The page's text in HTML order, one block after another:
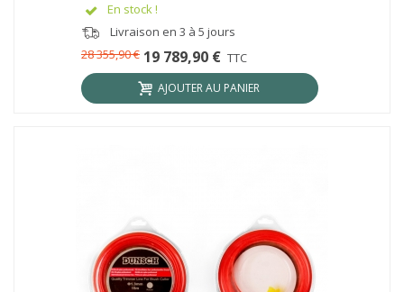
En stock !
Livraison en 3 à 5 jours
19 789,90 € TTC
28 355,90 €
AJOUTER AU PANIER